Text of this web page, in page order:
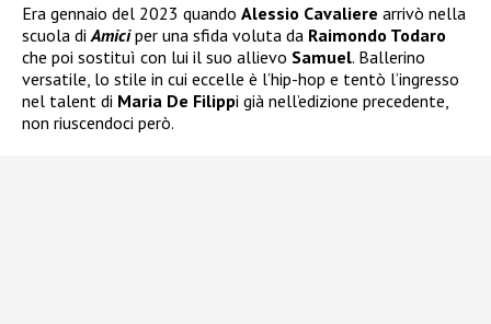
Era gennaio del 2023 quando Alessio Cavaliere arrivò nella
scuola diAmiciper una sfida voluta da Raimondo Todaro
che poi sostituì con lui il suo allievo Samuel. Ballerino
versatile, lo stile in cui eccelle è l’hip-hop e tentò l’ingresso
nel talent di Maria De Filippi già nell’edizione precedente,
non riuscendoci però.